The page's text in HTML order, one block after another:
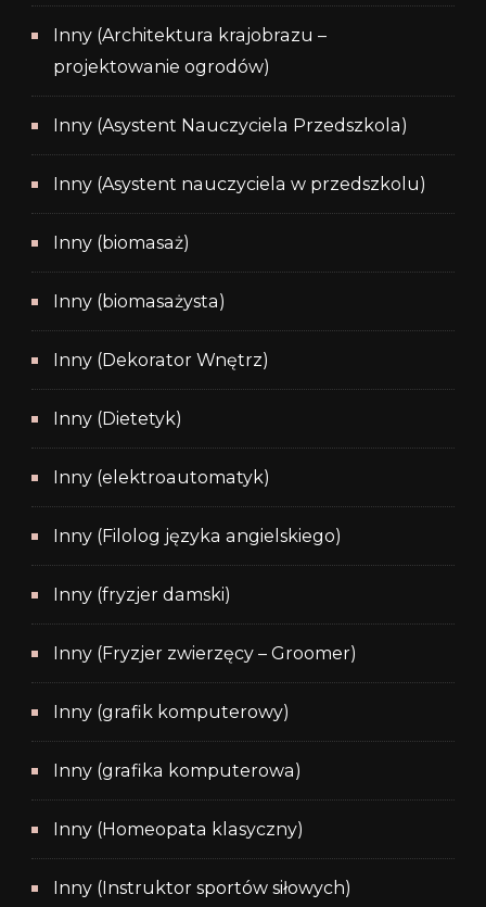
Inny (Architektura krajobrazu –
projektowanie ogrodów)
Inny (Asystent Nauczyciela Przedszkola)
Inny (Asystent nauczyciela w przedszkolu)
Inny (biomasaż)
Inny (biomasażysta)
Inny (Dekorator Wnętrz)
Inny (Dietetyk)
Inny (elektroautomatyk)
Inny (Filolog języka angielskiego)
Inny (fryzjer damski)
Inny (Fryzjer zwierzęcy – Groomer)
Inny (grafik komputerowy)
Inny (grafika komputerowa)
Inny (Homeopata klasyczny)
Inny (Instruktor sportów siłowych)